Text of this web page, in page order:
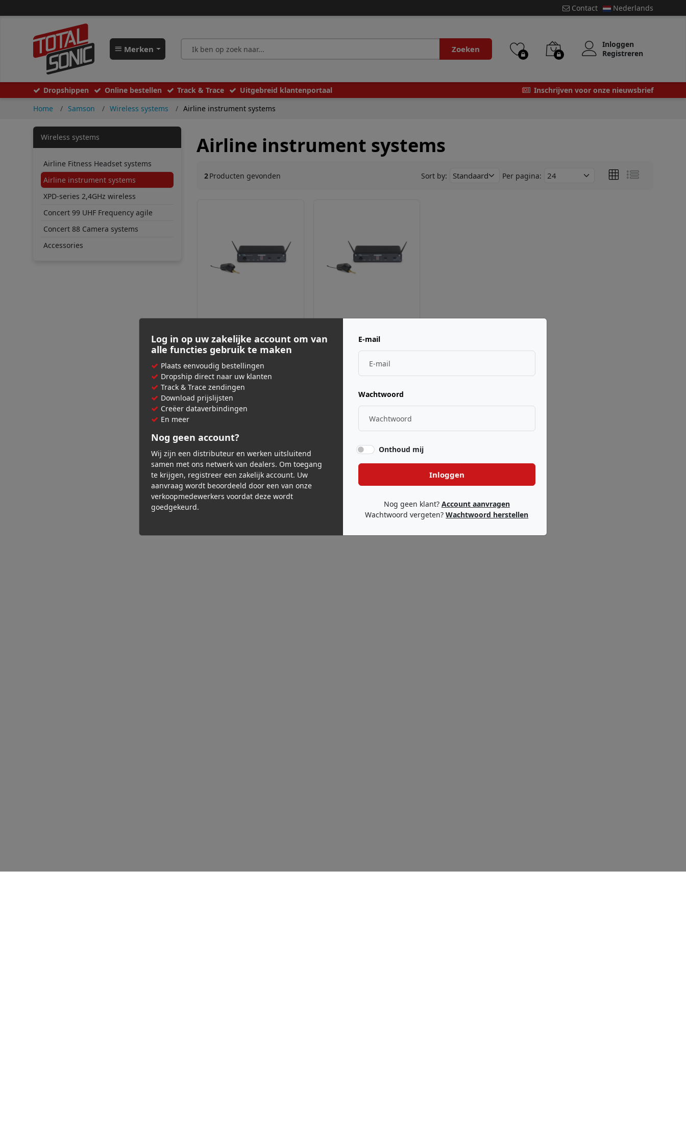
Contact Nederlands
Merken Zoeken
Inloggen
Registreren
Dropshippen Online bestellen Track & Trace Uitgebreid klantenportaal
Inschrijven voor onze nieuwsbrief
Home
Samson Wireless systems Airline instrument systems
Wireless systems
Airline Fitness Headset systems
Airline instrument systems
XPD-series 2,4GHz wireless
Concert 99 UHF Frequency agile
Concert 88 Camera systems
Accessories
Airline instrument systems
2Producten gevonden Sort by: Per pagina:
Airline 88 Guitar
(band K)
€ 319,00
Adviesprijs incl. BTW
Airline 88 Guitar
Adviesprijs incl. BTW
Log in op uw zakelijke account om van
alle functies gebruik te maken
Plaats eenvoudig bestellingen
Dropship direct naar uw klanten
Track & Trace zendingen
Download prijslijsten
Creëer dataverbindingen
En meer
Nog geen account?
Wij zijn een distributeur en werken uitsluitend
samen met ons netwerk van dealers. Om toegang
te krijgen, registreer een zakelijk account. Uw
aanvraag wordt beoordeeld door een van onze
verkoopmedewerkers voordat deze wordt
goedgekeurd.
E-mail
Wachtwoord
Onthoud mij
Inloggen
Nog geen klant? Account aanvragen
Wachtwoord vergeten?Wachtwoord herstellen